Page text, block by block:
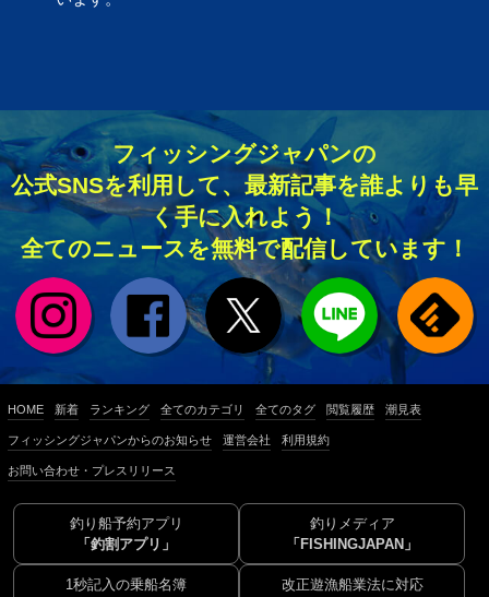
フィッシングジャパンの
公式SNSを利用して、最新記事を誰よりも早
く手に入れよう！
全てのニュースを無料で配信しています！
HOME 新着 ランキング 全てのカテゴリ 全てのタグ 閲覧履歴 潮見表
フィッシングジャパンからのお知らせ 運営会社 利用規約
お問い合わせ・プレスリリース
釣り船予約アプリ
「釣割アプリ」
釣りメディア
「FISHINGJAPAN」
1秒記入の乗船名簿
改正遊漁船業法に対応